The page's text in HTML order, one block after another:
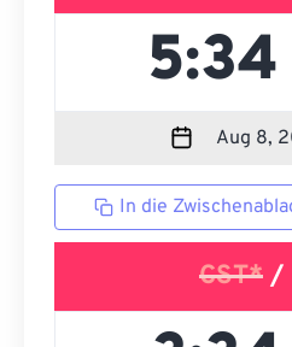
In die
CST*/